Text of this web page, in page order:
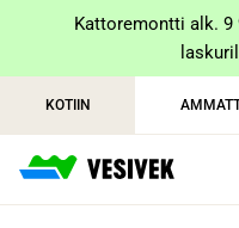
sisältöönKattoremontti alk.
KOTIIN